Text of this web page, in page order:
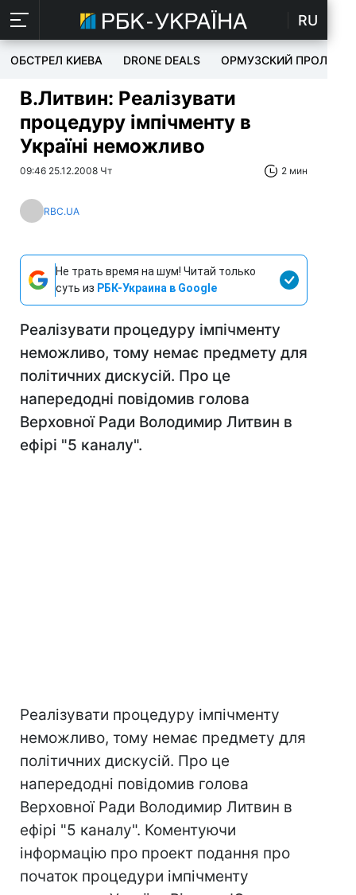
RU
ОБСТРЕЛ КИЕВА DRONE DEALS ОРМУЗСКИЙ ПРОЛИВ
В.Литвин: Реалізувати
процедуру імпічменту в
Україні неможливо
09:46 25.12.2008 Чт 2 мин
RBC.UA
Не трать время на шум! Читай только
суть из РБК-Украина в Google
Реалізувати процедуру імпічменту
неможливо, тому немає предмету для
політичних дискусій. Про це
напередодні повідомив голова
Верховної Ради Володимир Литвин в
ефірі "5 каналу".
Реалізувати процедуру імпічменту
неможливо, тому немає предмету для
політичних дискусій. Про це
напередодні повідомив голова
Верховної Ради Володимир Литвин в
ефірі "5 каналу". Коментуючи
інформацію про проект подання про
початок процедури імпічменту